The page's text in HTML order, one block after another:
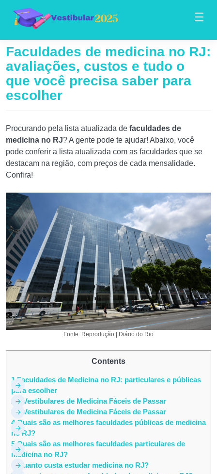
Faculdades de medicina no RJ:
avaliações, custos e tudo o
que você precisa saber para
escolher
Procurando pela lista atualizada de faculdades de
medicina no RJ? A gente pode te ajudar! Abaixo, você
pode conferir a lista atualizada com as faculdades que se
destacam na região, com preços de cada mensalidade.
Confira!
Fonte: Reprodução | Diário do Rio
Contents
1 Faculdades de Medicina no RJ: particulares e públicas
para escolher
2 5 Vestibulares de Medicina Fáceis de Passar
3 5 Vestibulares de Medicina Fáceis de Passar
4 Quais são as melhores faculdades públicas de medicina
no RJ?
5 Quais são as melhores faculdades particulares de
medicina no RJ?
6 Quanto custa estudar medicina no RJ?